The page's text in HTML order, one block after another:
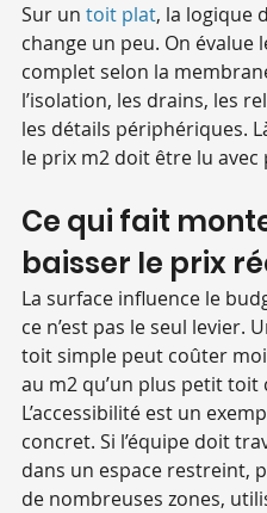
Sur un toit plat, la logique
change un peu. On évalue
complet selon la
l’isolation, les drains, les
les détails périphériques.
le prix m2 doit être lu avec
Ce qui fait
baisser le prix
La surface influence le
ce n’est pas le seul levier.
toit simple peut coûter
au m2 qu’un plus petit toit
L’accessibilité est un
concret. Si l’équipe doit
dans un espace restreint,
de nombreuses zones,